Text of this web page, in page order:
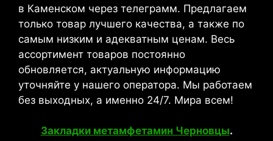
в Каменском через телеграмм. Предлагаем
только товар лучшего качества, а также по
самым низким и адекватным ценам. Весь
ассортимент товаров постоянно
обновляется, актуальную информацию
уточняйте у нашего оператора. Мы работаем
без выходных, а именно 24/7. Мира всем!
Закладки метамфетамин Черновцы.